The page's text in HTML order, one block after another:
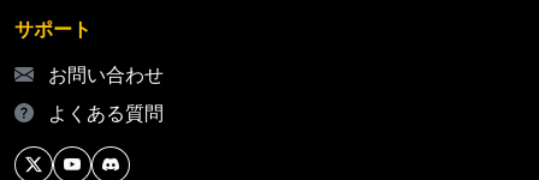
サポート
お問い合わせ
よくある質問